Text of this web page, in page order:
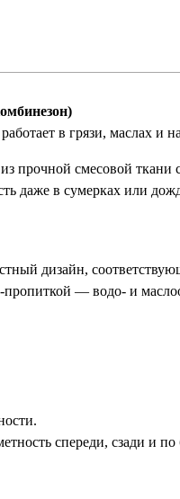
в грязи, маслах и
прочной смесовой
даже в сумерках или
дизайн,
— водо- и
спереди, сзади и по